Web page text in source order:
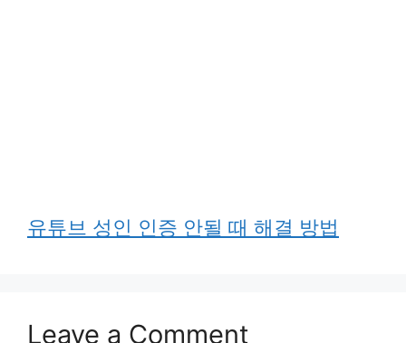
유튜브 성인 인증 안될 때 해결 방법
Leave a Comment